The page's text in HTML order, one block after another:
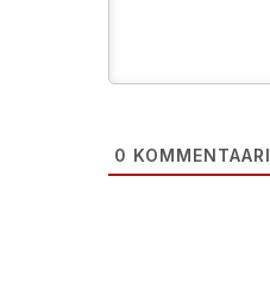
0 KOMMENTAARI